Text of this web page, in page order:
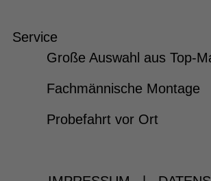
Service
Große Auswahl aus Top-
Fachmännische Montage
Probefahrt vor Ort